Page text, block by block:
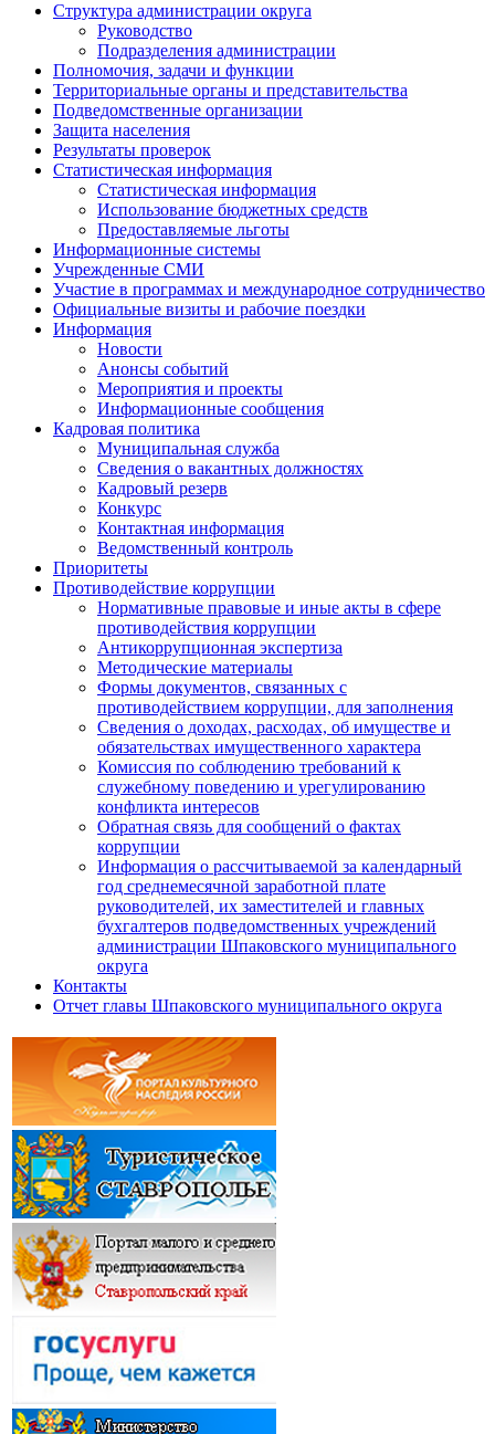
Структура администрации округа
Руководство
Подразделения администрации
Полномочия, задачи и функции
Территориальные органы и представительства
Подведомственные организации
Защита населения
Результаты проверок
Статистическая информация
Статистическая информация
Использование бюджетных средств
Предоставляемые льготы
Информационные системы
Учрежденные СМИ
Участие в программах и международное сотрудничество
Официальные визиты и рабочие поездки
Информация
Новости
Анонсы событий
Мероприятия и проекты
Информационные сообщения
Кадровая политика
Муниципальная служба
Сведения о вакантных должностях
Кадровый резерв
Конкурс
Контактная информация
Ведомственный контроль
Приоритеты
Противодействие коррупции
Нормативные правовые и иные акты в сфере
противодействия коррупции
Антикоррупционная экспертиза
Методические материалы
Формы документов, связанных с
противодействием коррупции, для заполнения
Сведения о доходах, расходах, об имуществе и
обязательствах имущественного характера
Комиссия по соблюдению требований к
служебному поведению и урегулированию
конфликта интересов
Обратная связь для сообщений о фактах
коррупции
Информация о рассчитываемой за календарный
год среднемесячной заработной плате
руководителей, их заместителей и главных
бухгалтеров подведомственных учреждений
администрации Шпаковского муниципального
округа
Контакты
Отчет главы Шпаковского муниципального округа